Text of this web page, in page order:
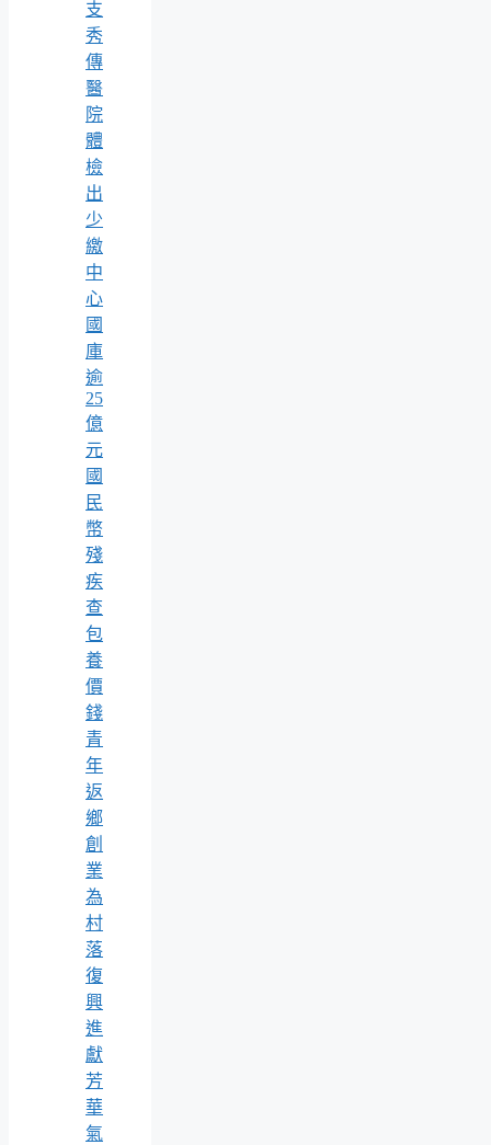
支
秀
傳
醫
院
體
檢
出
少
繳
中
心
國
庫
逾
25
億
元
國
民
幣
殘
疾
查
包
養
價
錢
青
年
返
鄉
創
業
為
村
落
復
興
進
獻
芳
華
氣